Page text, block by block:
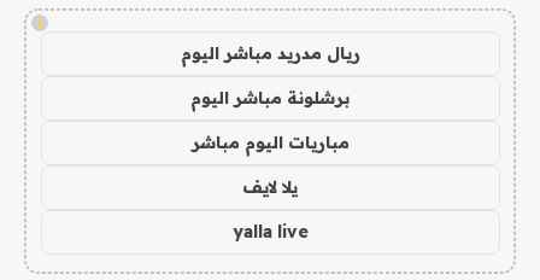
!
ريال مدريد مباشر اليوم
برشلونة مباشر اليوم
مباريات اليوم مباشر
يلا لايف
yalla live